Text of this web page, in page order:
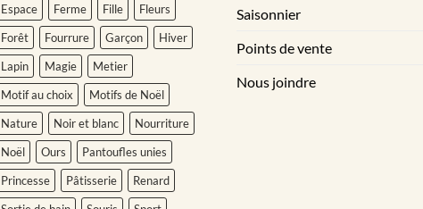
Espace
Ferme Fille
Fleurs
Forêt
Fourrure Garçon
Hiver
Lapin
Magie
Metier
Motif au choix
Motifs de Noël
Nature
Noir et blanc
Nourriture
Noël
Ours
Pantoufles unies
Princesse
Pâtisserie
Renard
Saisonnier
Points de vente
Nous joindre